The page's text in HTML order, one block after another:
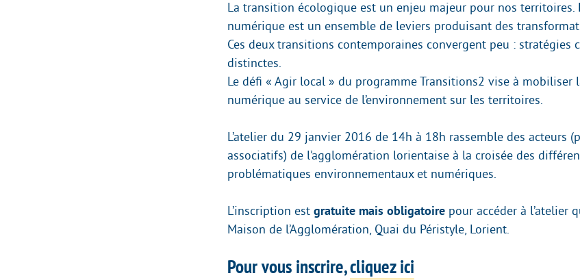
La transition écologique est un enjeu majeur pour nos territoires.
numérique est un ensemble de leviers produisant des
Ces deux transitions contemporaines convergent peu : stratégies
distinctes.
Le défi « Agir local » du programme Transitions2 vise à mobiliser
numérique au service de l’environnement sur les territoires.
L’atelier du 29 janvier 2016 de 14h à 18h rassemble des acteurs
associatifs) de l’agglomération lorientaise à la croisée des
problématiques environnementaux et numériques.
L’inscription est gratuite mais obligatoire pour accéder à l’atelier
Maison de l’Agglomération, Quai du Péristyle, Lorient.
Pour vous inscrire,cliquez ici